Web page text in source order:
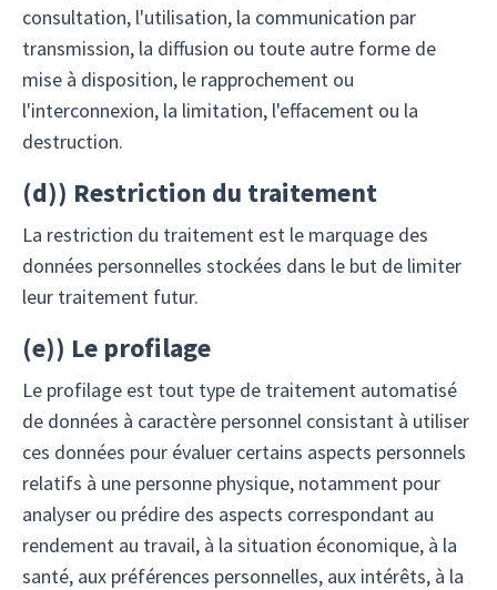
consultation, l'utilisation, la communication par
transmission, la diffusion ou toute autre forme de
mise à disposition, le rapprochement ou
l'interconnexion, la limitation, l'effacement ou la
destruction.
(d)) Restriction du traitement
La restriction du traitement est le marquage des
données personnelles stockées dans le but de limiter
leur traitement futur.
(e)) Le profilage
Le profilage est tout type de traitement automatisé
de données à caractère personnel consistant à utiliser
ces données pour évaluer certains aspects personnels
relatifs à une personne physique, notamment pour
analyser ou prédire des aspects correspondant au
rendement au travail, à la situation économique, à la
santé, aux préférences personnelles, aux intérêts, à la